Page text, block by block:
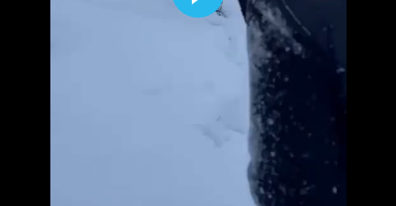
Laçına dizə qədər qar yağdı